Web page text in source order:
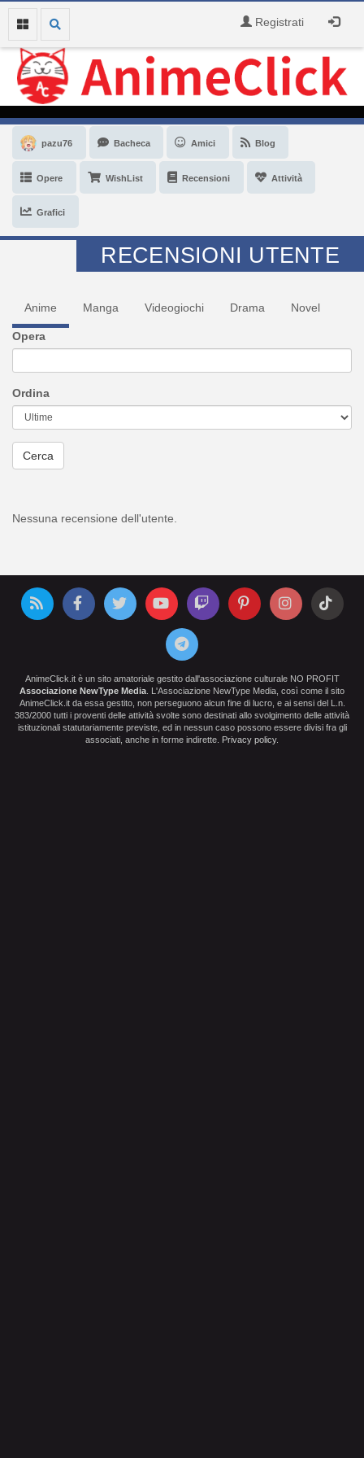
Registrati
pazu76 Bacheca Amici Blog
Opere WishList Recensioni Attività
Grafici
RECENSIONI UTENTE
Anime Manga Videogiochi Drama Novel
Opera
Ordina
Cerca
Nessuna recensione dell'utente.
AnimeClick.it è un sito amatoriale gestito dall'associazione culturale NO PROFIT
Associazione NewType Media . L'Associazione NewType Media, così come il sito
AnimeClick.it da essa gestito, non perseguono alcun fine di lucro, e ai sensi del L.n.
383/2000 tutti i proventi delle attività svolte sono destinati allo svolgimento delle attività
istituzionali statutariamente previste, ed in nessun caso possono essere divisi fra gli
associati, anche in forme indirette. Privacy policy.